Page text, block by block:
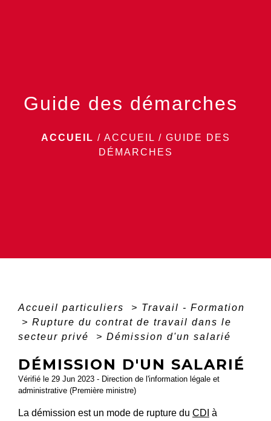
Guide des démarches
ACCUEIL / ACCUEIL / GUIDE DES
DÉMARCHES
Accueil particuliers > Travail - Formation
> Rupture du contrat de travail dans le
secteur privé
> Démission d'un salarié
DÉMISSION D'UN SALARIÉ
Vérifié le 29 Jun 2023 - Direction de l'information légale et
administrative (Première ministre)
La démission est un mode de rupture du CDI à